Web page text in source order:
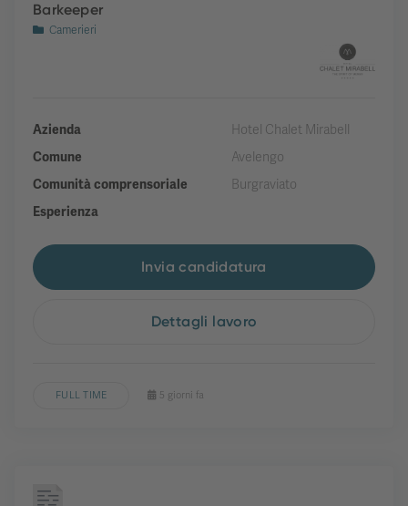
Barkeeper
Camerieri
Azienda
Hotel Chalet Mirabell
Comune
Avelengo
Comunità comprensoriale
Burgraviato
Esperienza
Invia candidatura
Dettagli lavoro
FULL TIME 5 giorni fa